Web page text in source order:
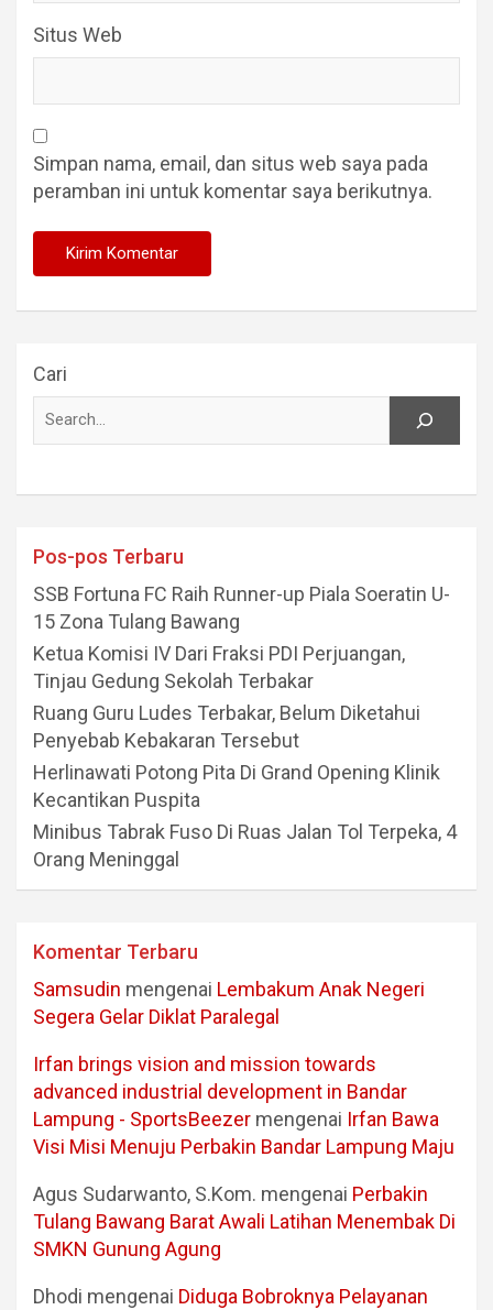
Situs Web
Simpan nama, email, dan situs web saya pada
peramban ini untuk komentar saya berikutnya.
Cari
Pos-pos Terbaru
SSB Fortuna FC Raih Runner-up Piala Soeratin U-
15 Zona Tulang Bawang
Ketua Komisi IV Dari Fraksi PDI Perjuangan,
Tinjau Gedung Sekolah Terbakar
Ruang Guru Ludes Terbakar, Belum Diketahui
Penyebab Kebakaran Tersebut
Herlinawati Potong Pita Di Grand Opening Klinik
Kecantikan Puspita
Minibus Tabrak Fuso Di Ruas Jalan Tol Terpeka, 4
Orang Meninggal
Komentar Terbaru
Samsudin mengenai Lembakum Anak Negeri
Segera Gelar Diklat Paralegal
Irfan brings vision and mission towards
advanced industrial development in Bandar
Lampung - SportsBeezer mengenai Irfan Bawa
Visi Misi Menuju Perbakin Bandar Lampung Maju
Agus Sudarwanto, S.Kom. mengenai Perbakin
Tulang Bawang Barat Awali Latihan Menembak Di
SMKN Gunung Agung
Dhodi mengenai Diduga Bobroknya Pelayanan